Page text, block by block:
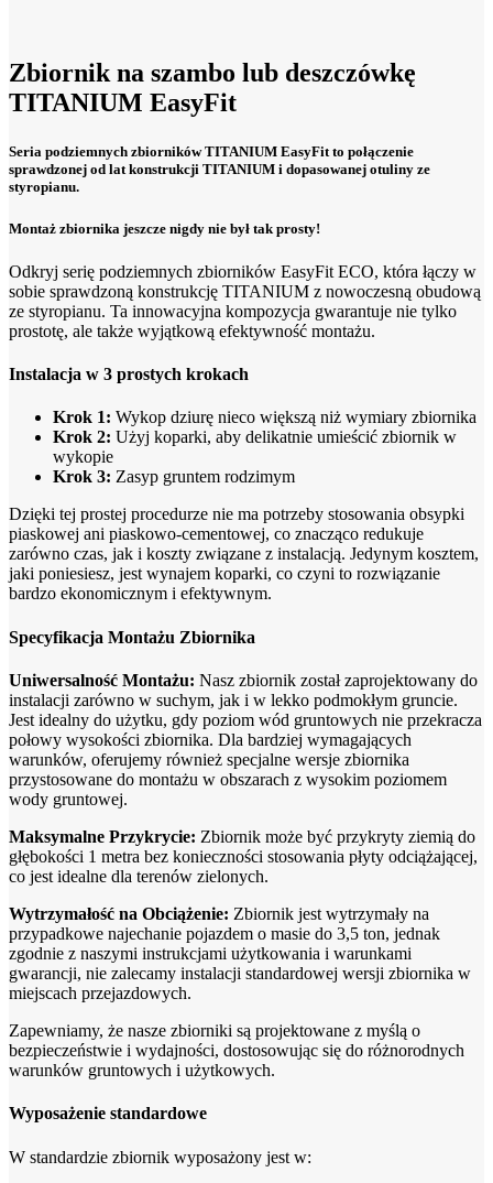
Zbiornik na szambo lub deszczówkę
TITANIUM EasyFit
Seria podziemnych zbiorników TITANIUM EasyFit to połączenie
sprawdzonej od lat konstrukcji TITANIUM i dopasowanej otuliny ze
styropianu.
Montaż zbiornika jeszcze nigdy nie był tak prosty!
Odkryj serię podziemnych zbiorników EasyFit ECO, która łączy w
sobie sprawdzoną konstrukcję TITANIUM z nowoczesną obudową
ze styropianu. Ta innowacyjna kompozycja gwarantuje nie tylko
prostotę, ale także wyjątkową efektywność montażu.
Instalacja w 3 prostych krokach
Krok 1: Wykop dziurę nieco większą niż wymiary zbiornika
Krok 2: Użyj koparki, aby delikatnie umieścić zbiornik w
wykopie
Krok 3: Zasyp gruntem rodzimym
Dzięki tej prostej procedurze nie ma potrzeby stosowania obsypki
piaskowej ani piaskowo-cementowej, co znacząco redukuje
zarówno czas, jak i koszty związane z instalacją. Jedynym kosztem,
jaki poniesiesz, jest wynajem koparki, co czyni to rozwiązanie
bardzo ekonomicznym i efektywnym.
Specyfikacja Montażu Zbiornika
Uniwersalność Montażu: Nasz zbiornik został zaprojektowany do
instalacji zarówno w suchym, jak i w lekko podmokłym gruncie.
Jest idealny do użytku, gdy poziom wód gruntowych nie przekracza
połowy wysokości zbiornika. Dla bardziej wymagających
warunków, oferujemy również specjalne wersje zbiornika
przystosowane do montażu w obszarach z wysokim poziomem
wody gruntowej.
Maksymalne Przykrycie: Zbiornik może być przykryty ziemią do
głębokości 1 metra bez konieczności stosowania płyty odciążającej,
co jest idealne dla terenów zielonych.
Wytrzymałość na Obciążenie: Zbiornik jest wytrzymały na
przypadkowe najechanie pojazdem o masie do 3,5 ton, jednak
zgodnie z naszymi instrukcjami użytkowania i warunkami
gwarancji, nie zalecamy instalacji standardowej wersji zbiornika w
miejscach przejazdowych.
Zapewniamy, że nasze zbiorniki są projektowane z myślą o
bezpieczeństwie i wydajności, dostosowując się do różnorodnych
warunków gruntowych i użytkowych.
Wyposażenie standardowe
W standardzie zbiornik wyposażony jest w: